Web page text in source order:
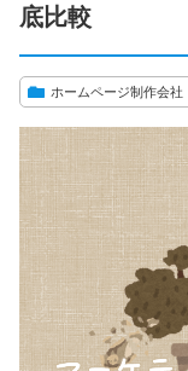
底比較
ホームページ制作会社